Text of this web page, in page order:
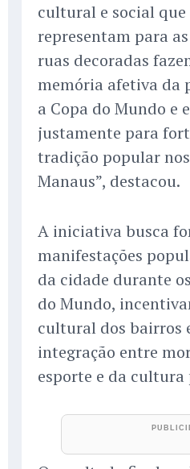
cultural e social que
representam para
ruas decoradas
memória afetiva da
a Copa do Mundo e
justamente para
tradição popular
Manaus”, destacou.
A iniciativa busca
manifestações
da cidade durante
do Mundo,
cultural dos bairros
integração entre
esporte e da cultura